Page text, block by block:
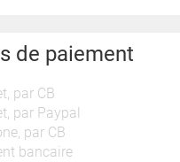
de paiement
par CB
par Paypal
par CB
bancaire